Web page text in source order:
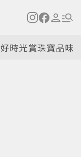
好時光賞珠寶品味